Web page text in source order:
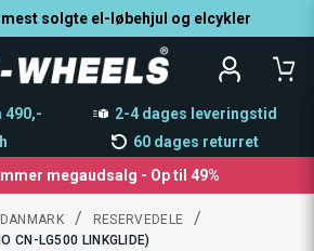
solgte el-løbehjul og elcykler
490,-
2-4 dages leveringstid
60 dages returret
megaudsalg - Op til 49%
/ RESERVEDELE /
CN-LG500 LINKGLIDE)